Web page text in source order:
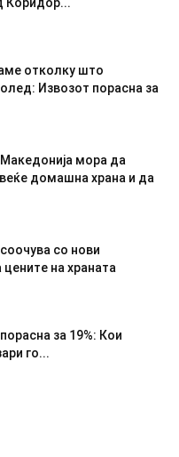
Коридор...
отколку што
Извозот порасна за
мора да
домашна храна и да
со нови
на храната
за 19%: Кои
го...